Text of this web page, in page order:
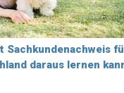
daraus lernen